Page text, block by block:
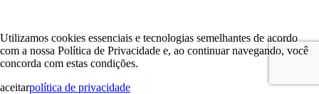
Utilizamos cookies essenciais e tecnologias semelhantes de acordo
com a nossa Política de Privacidade e, ao continuar navegando, você
concorda com estas condições.
aceitarpolítica de privacidade